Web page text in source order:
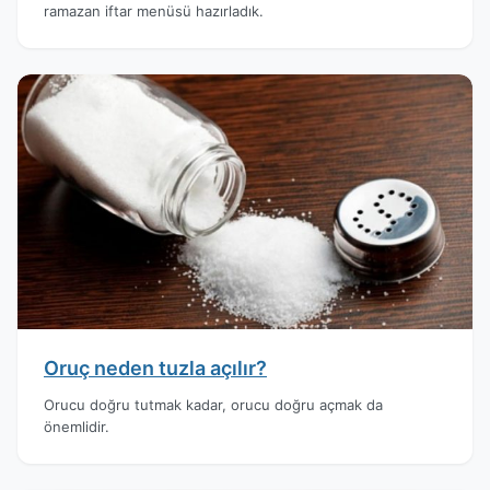
ramazan iftar menüsü hazırladık.
Oruç neden tuzla açılır?
Orucu doğru tutmak kadar, orucu doğru açmak da
önemlidir.